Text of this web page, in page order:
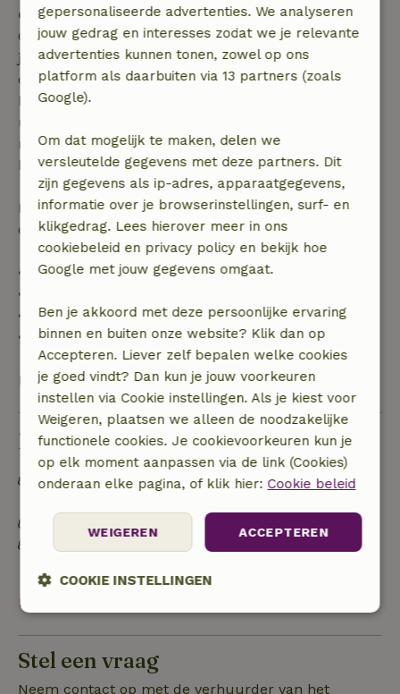
Gratis annuleren binnen 7 dagen
Gratis annuleren binnen 7 dagen na bevestiging van
je boeking, bij een boekingsaanvraag meer dan 28
dagen voor aanvang. Bij een boeking met aanvang
binnen 28 dagen geldt gratis annuleren binnen 24
uur. Bij annulering binnen gestelde periode heb je
recht op volledige terugbetaling van het
boekingsbedrag.
Daarna krijg je een deel van de reissom en 100% van
de borg terugbetaald:
• tot 42 dagen voor aankomst: 70% terugbetaald
• 42–28 dagen voor aankomst: 40% terugbetaald
• 28 dagen tot de aankomstdag: 10% terugbetaald
• op de aankomstdag of later: geen terugbetaling
Bekijk alles
Duurzaamheid
Off grid of voorzien van 100% hernieuwbare
Gebouwd met natuurlijke bouwmaterialen
Afval scheiden (glas, papier, plastic,
Bekijk alles
Stel een vraag
Neem contact op met de verhuurder van het
gepersonaliseerde advertenties. We analyseren
jouw gedrag en interesses zodat we je relevante
advertenties kunnen tonen, zowel op ons
platform als daarbuiten via 13 partners (zoals
Google).
Om dat mogelijk te maken, delen we
versleutelde gegevens met deze partners. Dit
zijn gegevens als ip-adres, apparaatgegevens,
informatie over je browserinstellingen, surf- en
klikgedrag. Lees hierover meer in ons
cookiebeleid en privacy policy en bekijk hoe
Google met jouw gegevens omgaat.
Ben je akkoord met deze persoonlijke ervaring
binnen en buiten onze website? Klik dan op
Accepteren. Liever zelf bepalen welke cookies
je goed vindt? Dan kun je jouw voorkeuren
instellen via Cookie instellingen. Als je kiest voor
Weigeren, plaatsen we alleen de noodzakelijke
functionele cookies. Je cookievoorkeuren kun je
op elk moment aanpassen via de link (Cookies)
onderaan elke pagina, of klik hier: Cookie beleid
ACCEPTEREN
WEIGEREN
COOKIE INSTELLINGEN
Strikt
noodzakelijk
Prestatie Targeting